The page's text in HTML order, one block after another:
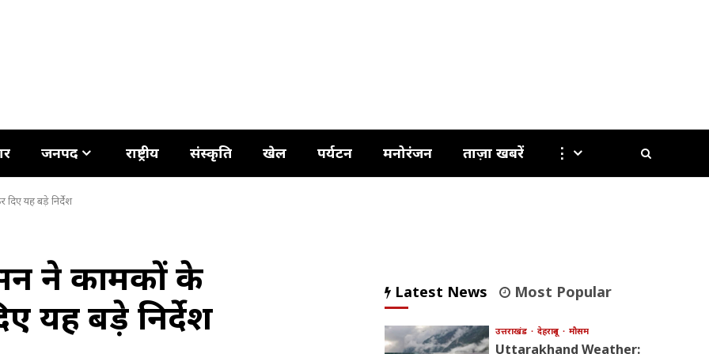
जनपद राष्ट्रीय संस्कृति खेल पर्यटन मनोरंजन ताज़ा खबरें ⋮
यह बड़े निर्देश
ने कार्मिकों के
यह बड़े निर्देश
Latest News Most Popular
उत्तराखंड देहरादून मौसम
Uttarakhand Weather: